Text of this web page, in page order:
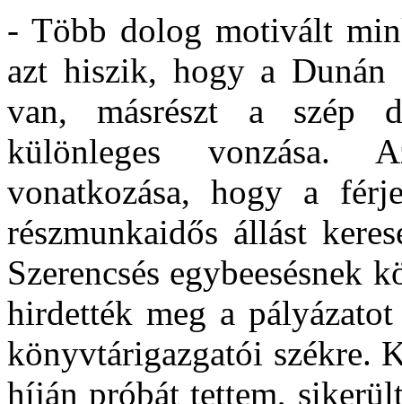
- Több dolog motivált
azt hiszik, hogy a Dunán
van, másrészt a szép
különleges vonzása.
vonatkozása, hogy a
részmunkaidős állást
Szerencsés egybeesésnek
hirdették meg a
könyvtárigazgatói székre.
híján próbát tettem,